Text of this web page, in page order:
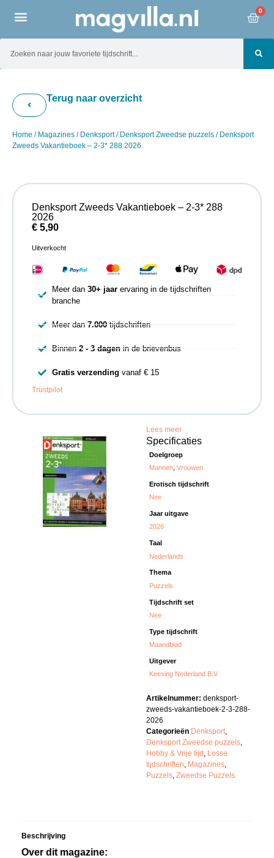
0
Terug naar overzicht
Home / Magazines / Denksport/ Denksport Zweedse puzzels / Denksport
Zweeds Vakantieboek – 2-3* 288 2026
Lees meer
Specificaties
Doelgroep
Mannen ,Vrouwen
Erotisch tijdschrift
Nee
Jaar uitgave
2026
Taal
Nederlands
Thema
Puzzels
Tijdschrift set
Nee
Type tijdschrift
Maandblad
Uitgever
Keesing Nederland B.V.
Artikelnummer: denksport-
zweeds-vakantieboek-2-3-288-
2026
Categorieën Denksport
Denksport Zweedse puzzels
Hobby & Vrije tijd Losse
tijdschriften Magazines
Puzzels Zweedse Puzzels
Beschrijving
Over dit magazine:
Denksport Zweeds Vakantieboek – 2-3* 288
2026
€ 5,90
Uitverkocht
Meer dan 30+ jaarervaring in de tijdschriften
branche
Meer dan 7.000tijdschriften
Binnen 2 - 3 dagenin de brievenbus
Gratis verzending vanaf € 15
Trustpilot